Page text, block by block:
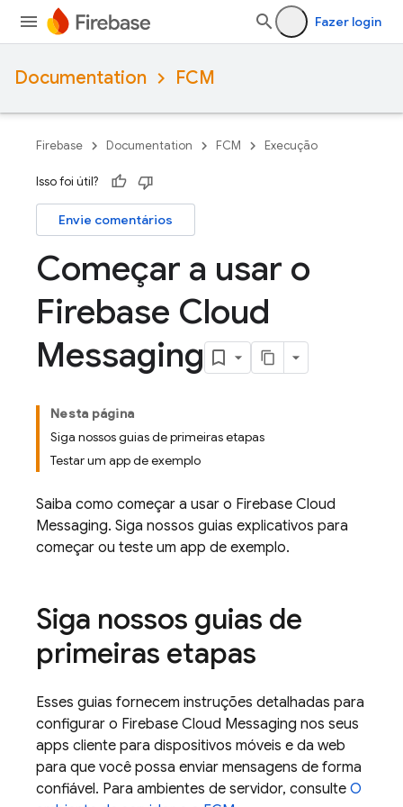
Fazer login
Documentation FCM
Firebase Documentation FCM Execução
Isso foi útil?
Envie comentários
Começar a usar o
Firebase Cloud
Messaging
Nesta página
Siga nossos guias de primeiras etapas
Testar um app de exemplo
Saiba como começar a usar o Firebase Cloud
Messaging. Siga nossos guias explicativos para
começar ou teste um app de exemplo.
Siga nossos guias de
primeiras etapas
Esses guias fornecem instruções detalhadas para
configurar o Firebase Cloud Messaging nos seus
apps cliente para dispositivos móveis e da web
para que você possa enviar mensagens de forma
confiável. Para ambientes de servidor, consulte O